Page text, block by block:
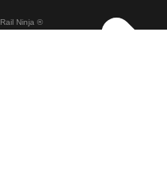
馬德里開
Rail Ninja ®